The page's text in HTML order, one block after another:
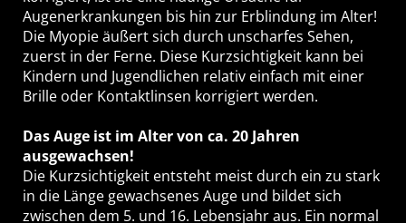
Augenerkrankungen bis hin zur Erblindung im Alter!
Die Myopie äußert sich durch unscharfes Sehen,
zuerst in der Ferne. Diese Kurzsichtigkeit kann bei
Kindern und Jugendlichen relativ einfach mit einer
Brille oder Kontaktlinsen korrigiert werden.
Das Auge ist im Alter von ca. 20 Jahren
ausgewachsen!
Die Kurzsichtigkeit entsteht meist durch ein zu stark
in die Länge gewachsenes Auge und bildet sich
zwischen dem 5. und 16. Lebensjahr aus. Ein normal